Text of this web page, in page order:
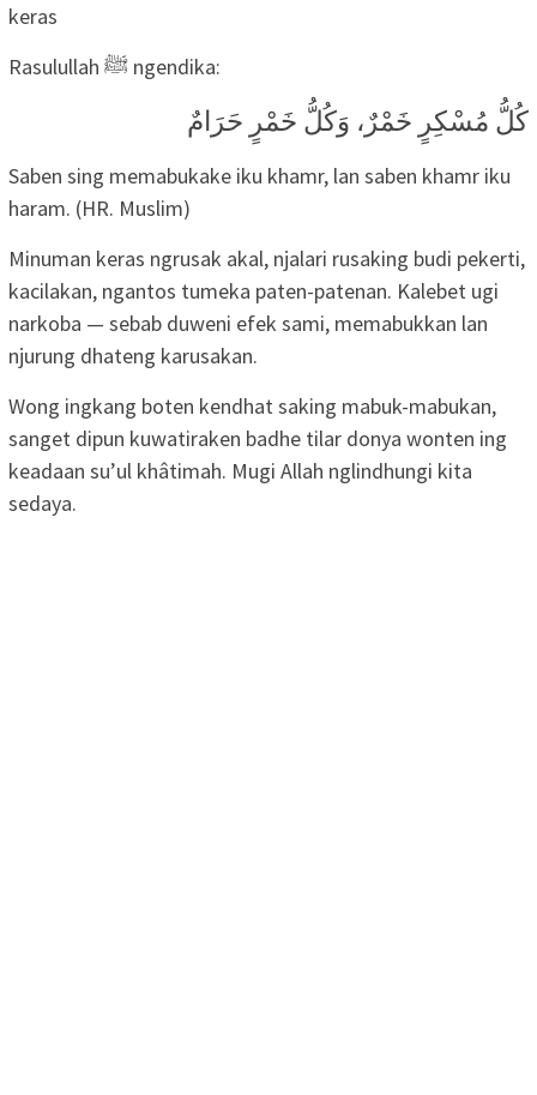
keras
Rasulullah ﷺ ngendika:
كُلُّ مُسْكِرٍ خَمْرٌ، وَكُلُّ خَمْرٍ حَرَامٌ
Saben sing memabukake iku khamr, lan saben khamr iku
haram. (HR. Muslim)
Minuman keras ngrusak akal, njalari rusaking budi pekerti,
kacilakan, ngantos tumeka paten-patenan. Kalebet ugi
narkoba — sebab duweni efek sami, memabukkan lan
njurung dhateng karusakan.
Wong ingkang boten kendhat saking mabuk-mabukan,
sanget dipun kuwatiraken badhe tilar donya wonten ing
keadaan su’ul khâtimah. Mugi Allah nglindhungi kita
sedaya.